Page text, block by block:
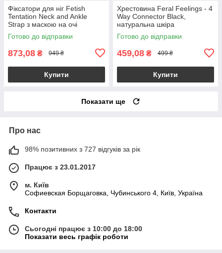
Фіксатори для ніг Fetish
Tentation Neck and Ankle
Strap з маскою на очі
Готово до відправки
873,08 ₴ 949 ₴
Купити
Хрестовина Feral Feelings - 4
Way Connector Black,
натуральна шкіра
Готово до відправки
459,08 ₴ 499 ₴
Купити
Показати ще
Про нас
98% позитивних з 727 відгуків за рік
Працює з 23.01.2017
м. Київ
Софиевская Борщаговка, Чубинського 4, Київ, Україна
Контакти
Сьогодні працює з 10:00 до 18:00
Показати весь графік роботи